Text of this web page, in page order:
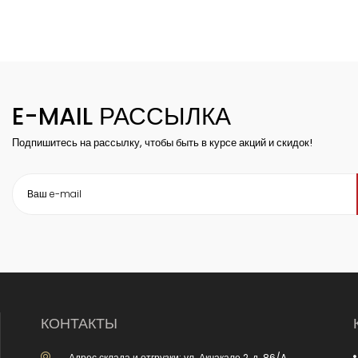
E-MAIL РАССЫЛКА
Подпишитесь на рассылку, чтобы быть в курсе акций и скидок!
КОНТАКТЫ